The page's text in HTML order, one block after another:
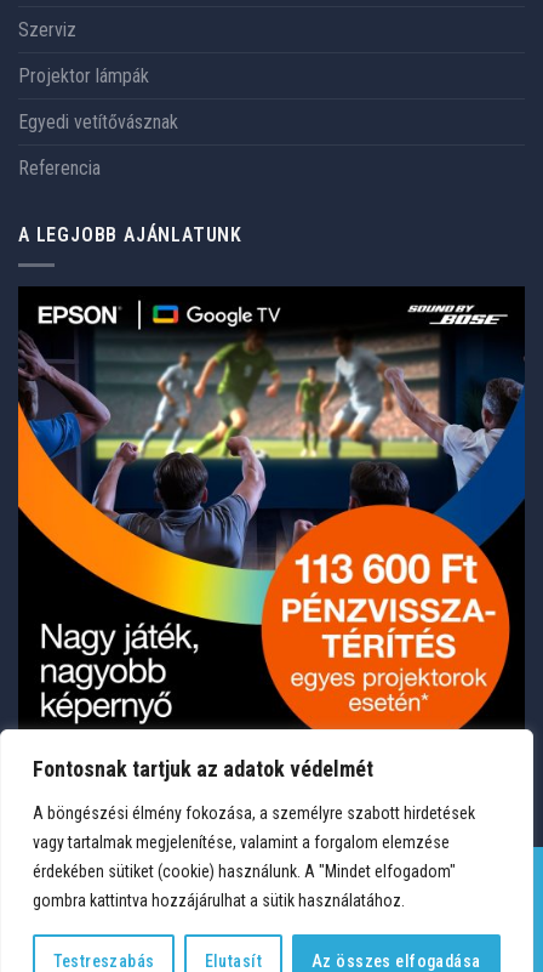
Fontosnak tartjuk az adatok védelmét
A böngészési élmény fokozása, a személyre szabott hirdetések
vagy tartalmak megjelenítése, valamint a forgalom elemzése
érdekében sütiket (cookie) használunk. A "Mindet elfogadom"
gombra kattintva hozzájárulhat a sütik használatához.
Testreszabás Elutasít Az összes elfogadása
Szerviz
Projektor lámpák
Egyedi vetítővásznak
Referencia
A LEGJOBB AJÁNLATUNK